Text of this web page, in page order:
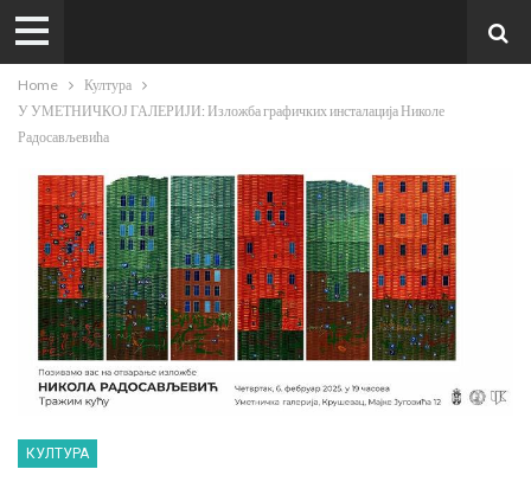
Home
Култура
У УМЕТНИЧКОЈ ГАЛЕРИЈИ: Изложба графичких инсталација Николе
Радосављевића
КУЛТУРА